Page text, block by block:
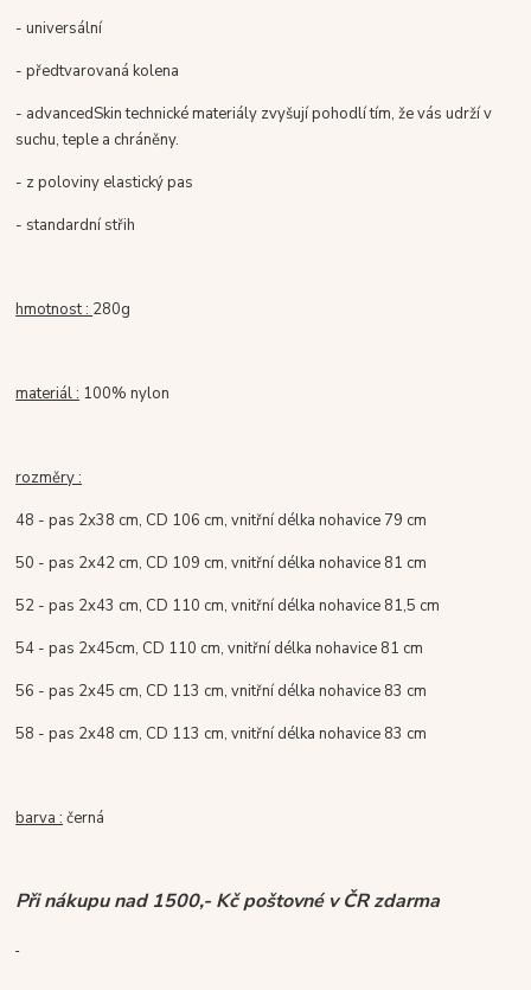
- universální
- předtvarovaná kolena
- advancedSkin technické materiály zvyšují pohodlí tím, že vás udrží v
suchu, teple a chráněny.
- z poloviny elastický pas
- standardní střih
hmotnost : 280g
materiál : 100% nylon
rozměry :
48 - pas 2x38 cm, CD 106 cm, vnitřní délka nohavice 79 cm
50 - pas 2x42 cm, CD 109 cm, vnitřní délka nohavice 81 cm
52 - pas 2x43 cm, CD 110 cm, vnitřní délka nohavice 81,5 cm
54 - pas 2x45cm, CD 110 cm, vnitřní délka nohavice 81 cm
56 - pas 2x45 cm, CD 113 cm, vnitřní délka nohavice 83 cm
58 - pas 2x48 cm, CD 113 cm, vnitřní délka nohavice 83 cm
barva : černá
Při nákupu nad 1500,- Kč poštovné v ČR zdarma